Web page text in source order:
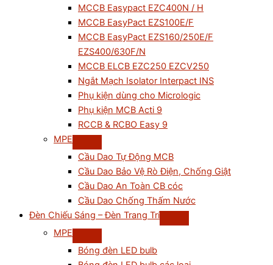
MCCB Easypact EZC400N / H
MCCB EasyPact EZS100E/F
MCCB EasyPact EZS160/250E/F
EZS400/630F/N
MCCB ELCB EZC250 EZCV250
Ngắt Mạch Isolator Interpact INS
Phụ kiện dùng cho Micrologic
Phụ kiện MCB Acti 9
RCCB & RCBO Easy 9
MPE
Cầu Dao Tự Động MCB
Cầu Dao Bảo Vệ Rò Điện, Chống Giật
Cầu Dao An Toàn CB cóc
Cầu Dao Chống Thấm Nước
Đèn Chiếu Sáng – Đèn Trang Trí
MPE
Bóng đèn LED bulb